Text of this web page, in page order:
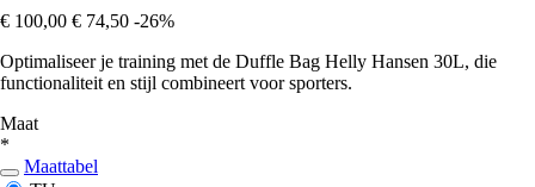
€ 100,00 € 74,50 -26%
Optimaliseer je training met de Duffle Bag Helly Hansen 30L, die
functionaliteit en stijl combineert voor sporters.
Maat
*
Maattabel